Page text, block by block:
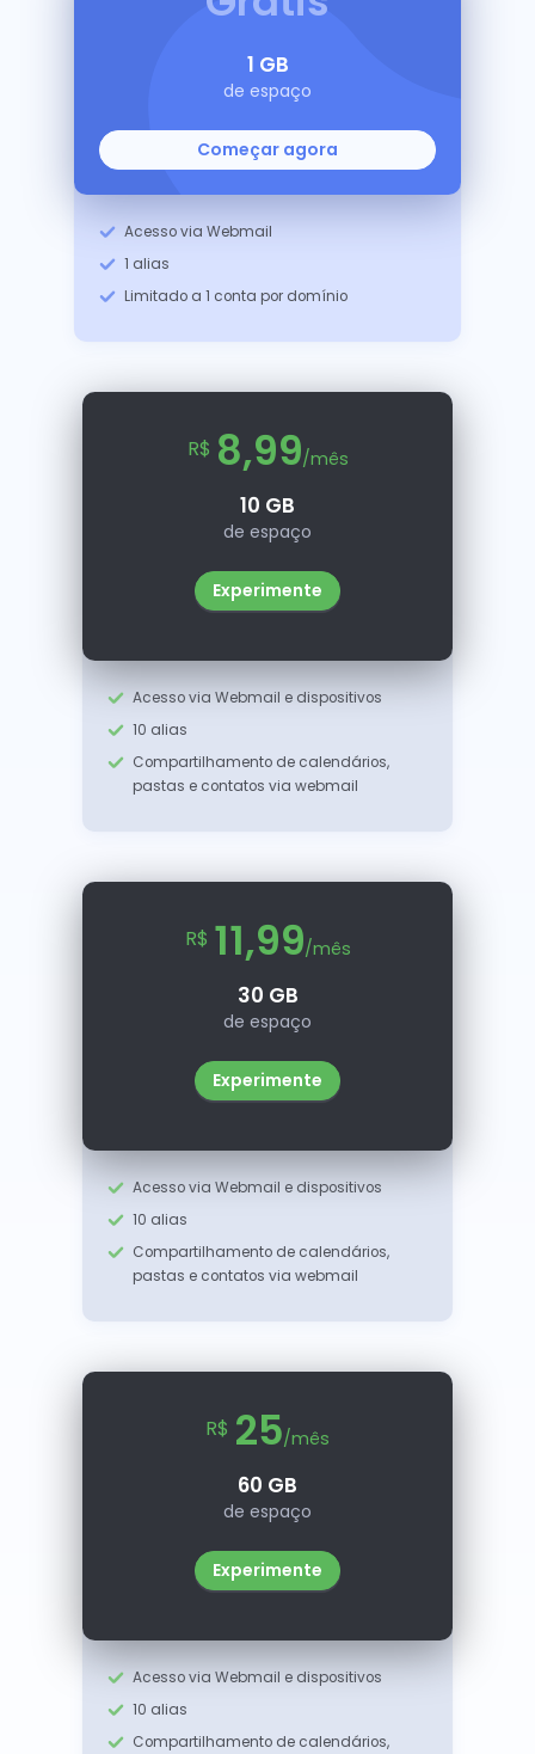
1 GB
de espaço
Começar agora
Acesso via Webmail
1 alias
Limitado a 1 conta por domínio
R$ 8,99/mês
10 GB
de espaço
Experimente
Acesso via Webmail e dispositivos
10 alias
Compartilhamento de calendários,
pastas e contatos via webmail
R$ 11,99/mês
30 GB
de espaço
Experimente
Acesso via Webmail e dispositivos
10 alias
Compartilhamento de calendários,
pastas e contatos via webmail
R$ 25/mês
60 GB
de espaço
Experimente
Acesso via Webmail e dispositivos
10 alias
Compartilhamento de calendários,